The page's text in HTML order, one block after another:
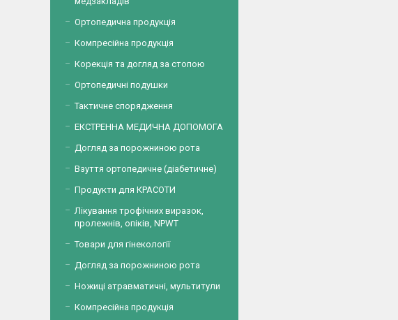
Ортопедична продукція
Компресійна продукція
Корекція та догляд за стопою
Ортопедичні подушки
Тактичне спорядження
ЕКСТРЕННА МЕДИЧНА ДОПОМОГА
Догляд за порожниною рота
Взуття ортопедичне (діабетичне)
Продукти для КРАСОТИ
Лікування трофічних виразок,
пролежнів, опіків, NPWT
Товари для гінекології
Догляд за порожниною рота
Ножиці атравматичні, мультитули
Компресійна продукція